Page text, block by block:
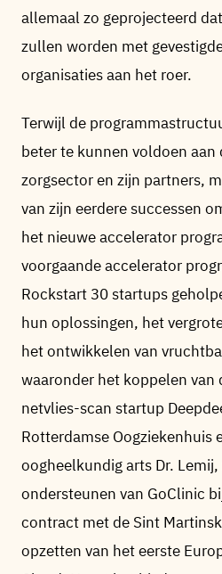
allemaal zo geprojecteerd
zullen worden met
organisaties aan het roer.
Terwijl de
beter te kunnen voldoen aan
zorgsector en zijn partners,
van zijn eerdere successen
het nieuwe accelerator
voorgaande accelerator
Rockstart 30 startups
hun oplossingen, het
het ontwikkelen van
waaronder het koppelen van
netvlies-scan startup
Rotterdamse Oogziekenhuis
oogheelkundig arts Dr.
ondersteunen van GoClinic
contract met de Sint
opzetten van het eerste